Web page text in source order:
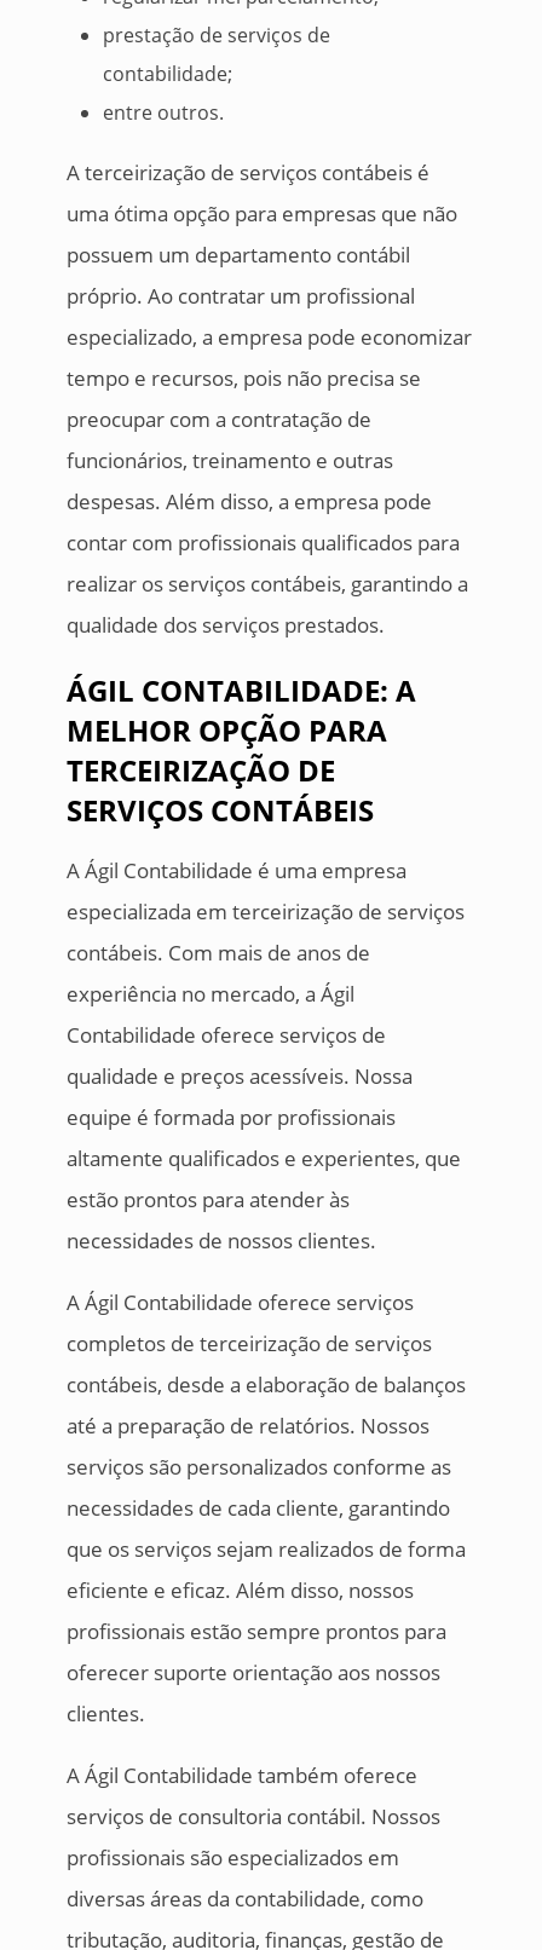
prestação de serviços de
contabilidade;
entre outros.
A terceirização de serviços contábeis é
uma ótima opção para empresas que não
possuem um departamento contábil
próprio. Ao contratar um profissional
especializado, a empresa pode economizar
tempo e recursos, pois não precisa se
preocupar com a contratação de
funcionários, treinamento e outras
despesas. Além disso, a empresa pode
contar com profissionais qualificados para
realizar os serviços contábeis, garantindo a
qualidade dos serviços prestados.
ÁGIL CONTABILIDADE: A
MELHOR OPÇÃO PARA
TERCEIRIZAÇÃO DE
SERVIÇOS CONTÁBEIS
A Ágil Contabilidade é uma empresa
especializada em terceirização de serviços
contábeis. Com mais de anos de
experiência no mercado, a Ágil
Contabilidade oferece serviços de
qualidade e preços acessíveis. Nossa
equipe é formada por profissionais
altamente qualificados e experientes, que
estão prontos para atender às
necessidades de nossos clientes.
A Ágil Contabilidade oferece serviços
completos de terceirização de serviços
contábeis, desde a elaboração de balanços
até a preparação de relatórios. Nossos
serviços são personalizados conforme as
necessidades de cada cliente, garantindo
que os serviços sejam realizados de forma
eficiente e eficaz. Além disso, nossos
profissionais estão sempre prontos para
oferecer suporte orientação aos nossos
clientes.
A Ágil Contabilidade também oferece
serviços de consultoria contábil. Nossos
profissionais são especializados em
diversas áreas da contabilidade, como
tributação, auditoria, finanças, gestão de